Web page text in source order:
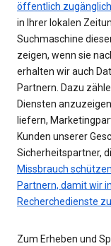
öffentlich
in Ihrer lokalen
Suchmaschine
zeigen, wenn sie
erhalten wir auch
Partnern. Dazu
Diensten
liefern,
Kunden unserer
Sicherheitspartner,
Missbrauch schützen
Partnern, damit wir
Recherchedienste
Zum Erheben und